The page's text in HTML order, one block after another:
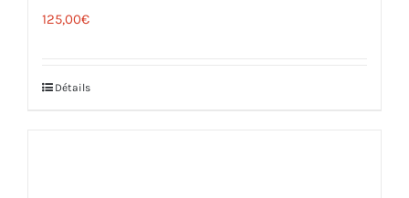
125,00€
Détails